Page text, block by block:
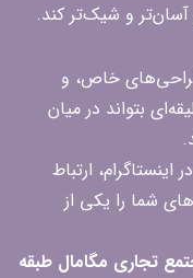
آسان‌تر و شیک‌تر کند.
خاص، و
بتواند در میان
در اینستاگرام، ارتباط
شما را یکی از
تجاری مگامال طبقه